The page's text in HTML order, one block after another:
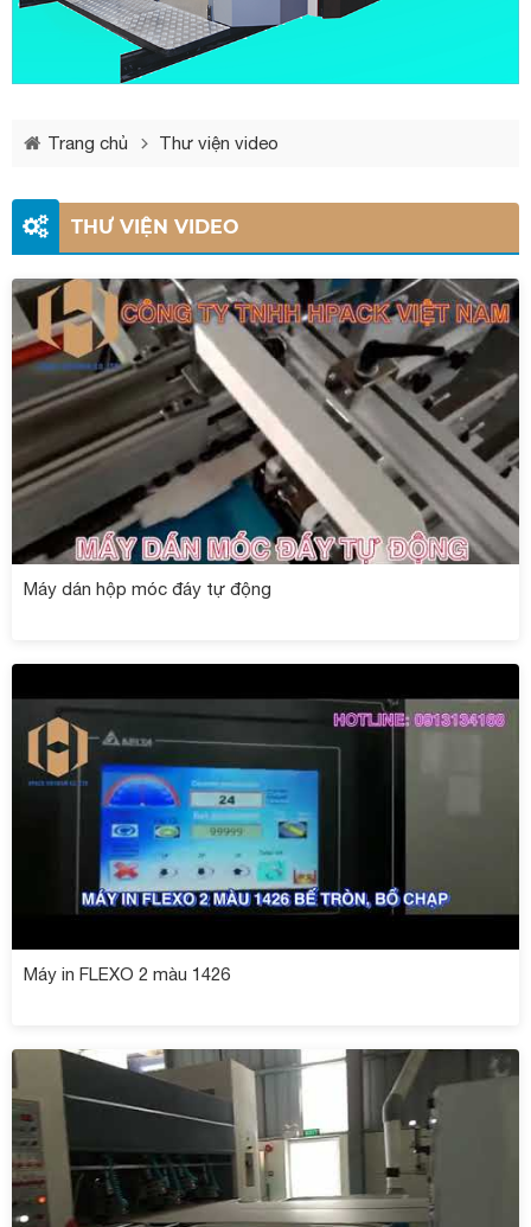
Trang chủ Thư viện video
THƯ VIỆN VIDEO
Máy dán hộp móc đáy tự động
Máy in FLEXO 2 màu 1426